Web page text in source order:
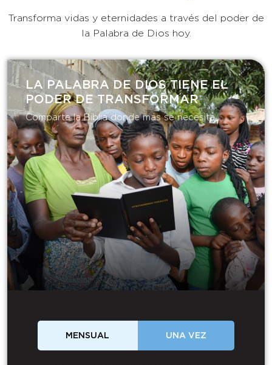
Transforma vidas y eternidades a través del poder de
la Palabra de Dios hoy.
LA PALABRA DE DIOS TIENE EL
PODER DE TRANSFORMAR​
Comparte la Biblia donde más se necesita.
MENSUAL UNA VEZ